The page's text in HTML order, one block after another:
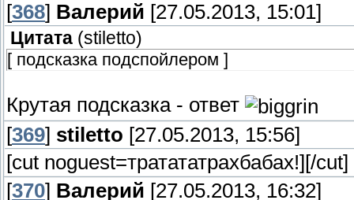
[368] Валерий [27.05.2013, 15:01]
Цитата (stiletto)
[ подсказка подспойлером ]
Крутая подсказка - ответ
[369] stiletto [27.05.2013, 15:56]
[cut noguest=тратататрахбабах!] [/cut]
[370] Валерий [27.05.2013, 16:32]